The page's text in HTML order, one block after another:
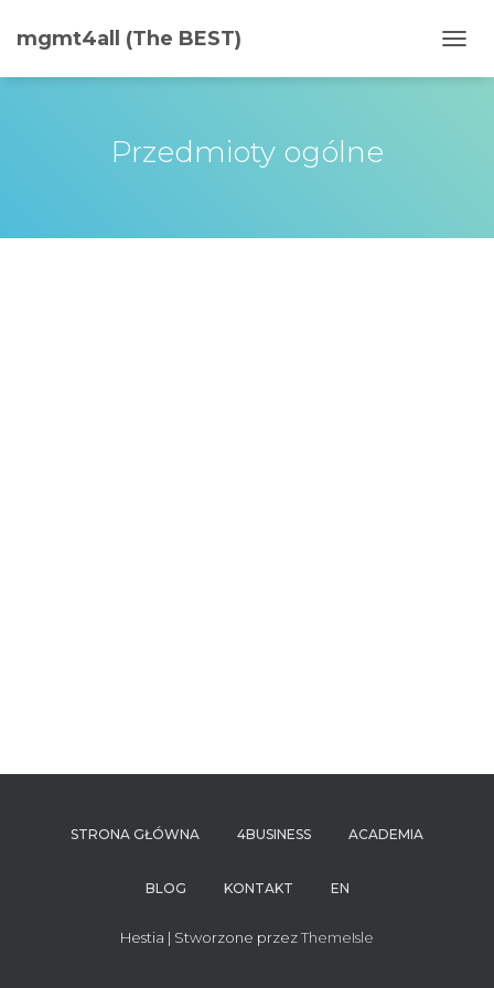
mgmt4all (The BEST)
Przedmioty ogólne
STRONA GŁÓWNA 4BUSINESS ACADEMIA
BLOG KONTAKT EN
Hestia | Stworzone przezThemeIsle